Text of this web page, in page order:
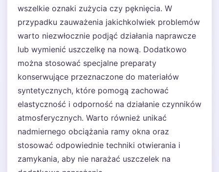
wszelkie oznaki zużycia czy pęknięcia. W
przypadku zauważenia jakichkolwiek problemów
warto niezwłocznie podjąć działania naprawcze
lub wymienić uszczelkę na nową. Dodatkowo
można stosować specjalne preparaty
konserwujące przeznaczone do materiałów
syntetycznych, które pomogą zachować
elastyczność i odporność na działanie czynników
atmosferycznych. Warto również unikać
nadmiernego obciążania ramy okna oraz
stosować odpowiednie techniki otwierania i
zamykania, aby nie narażać uszczelek na